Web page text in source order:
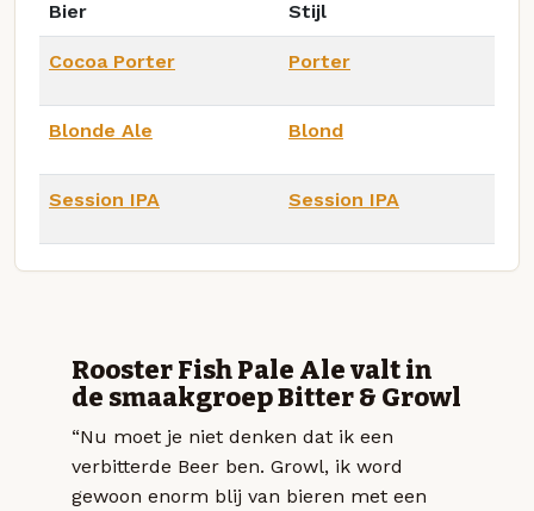
Bier Stijl
Cocoa Porter Porter
Blonde Ale Blond
Session IPA Session IPA
Rooster Fish Pale Ale valt in
de smaakgroep Bitter & Growl
“Nu moet je niet denken dat ik een
verbitterde Beer ben. Growl, ik word
gewoon enorm blij van bieren met een